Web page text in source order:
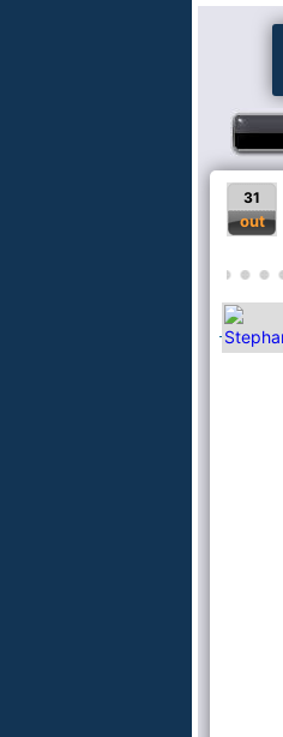
31
out